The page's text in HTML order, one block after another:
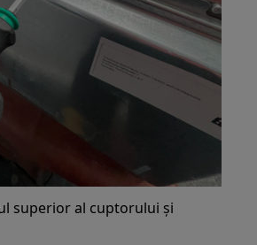
superior al cuptorului și